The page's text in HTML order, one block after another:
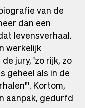
van de
dan een
levensverhaal.
werkelijk
jury, 'zo rijk, zo
geheel als in de
Kortom,
aanpak, gedurfd